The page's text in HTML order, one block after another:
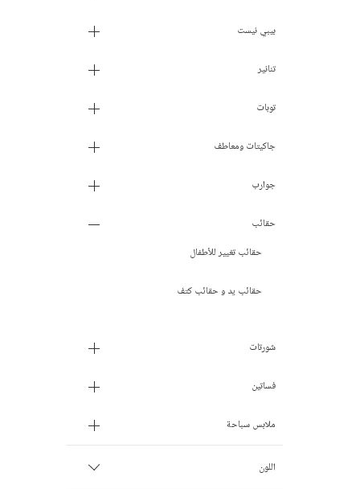
بيبي نيست
تنانير
توبات
جاكيتات ومعاطف
جوارب
حقائب
حقائب تغيير للأطفال
حقائب يد و حقائب كتف
شورتات
فساتين
ملابس سباحة
اللون